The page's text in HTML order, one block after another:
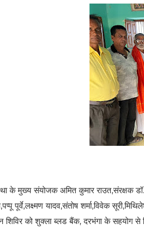
के मुख्य संयोजक अमित कुमार राउत,संरक्षक
पूर्वे,लक्ष्मण यादव,संतोष शर्मा,विवेक
शिविर को शुक्ला ब्लड बैंक, दरभंगा के सहयोग से